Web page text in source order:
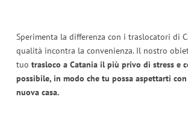
Sperimenta la differenza con i traslocatori di
qualità incontra la convenienza. Il nostro
tuo trasloco a Catania il più privo di stress e
possibile, in modo che tu possa aspettarti
nuova casa.